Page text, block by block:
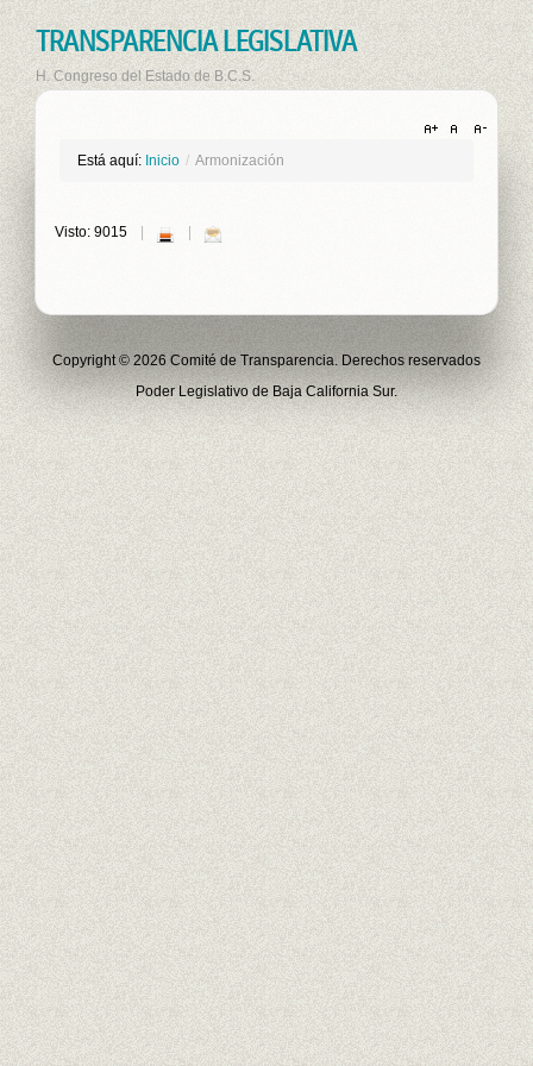
TRANSPARENCIA LEGISLATIVA
H. Congreso del Estado de B.C.S.
Está aquí: Inicio / Armonización
Visto: 9015
Copyright © 2026 Comité de Transparencia. Derechos reservados
Poder Legislativo de Baja California Sur.